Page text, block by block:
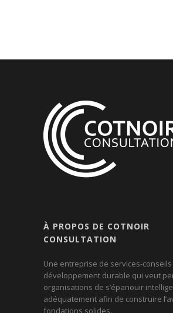
À PROPOS DE COTNOIR
CONSULTATION
Une entreprise de services-
développement durable qui veut
organisations de s’épanouir
adéquatement afin de construire
fondations solides.